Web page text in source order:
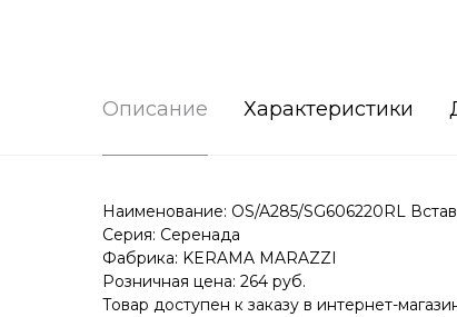
Описание Характеристики
Наименование: OS/A285/SG606220RL
Серия: Серенада
Фабрика: KERAMA MARAZZI
Розничная цена: 264 руб.
Товар доступен к заказу в интернет-